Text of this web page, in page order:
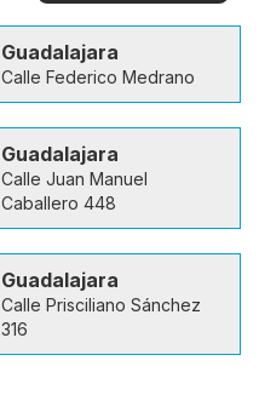
Guadalajara
Calle Federico Medrano
Guadalajara
Calle Juan Manuel
Caballero 448
Guadalajara
Calle Prisciliano Sánchez
316